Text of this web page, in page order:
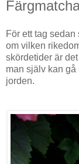
För ett tag
om vilken
skördetider är
man själv kan
jorden.